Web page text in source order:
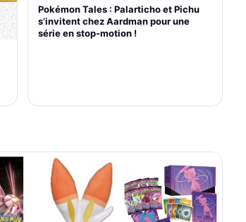
Pokémon Tales : Palarticho et Pichu
s’invitent chez Aardman pour une
série en stop-motion !